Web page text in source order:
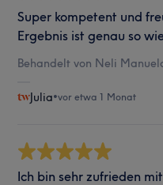
Super kompetent und
Ergebnis ist genau so
Behandelt von Neli
Julia•vor etwa 1 Monat
Ich bin sehr zufrieden